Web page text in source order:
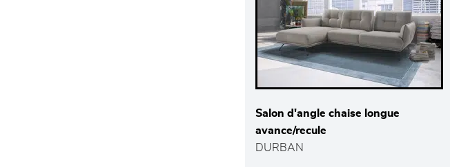
Salon d'angle chaise longue
avance/recule
DURBAN